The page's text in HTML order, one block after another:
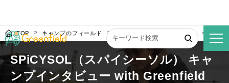
TOP キャンプのフィールド SPiCYSOL（スパイシーソル） キャン
SPiCYSOL（スパイシーソル） キャ
ンプインタビュー with Greenfield